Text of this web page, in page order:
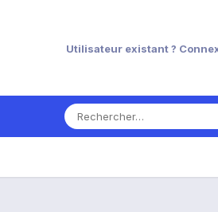
Utilisateur existant ?